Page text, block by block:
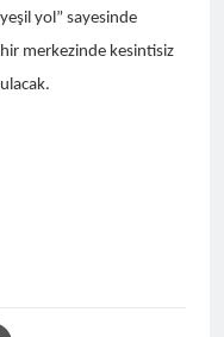
yol” sayesinde
merkezinde kesintisiz